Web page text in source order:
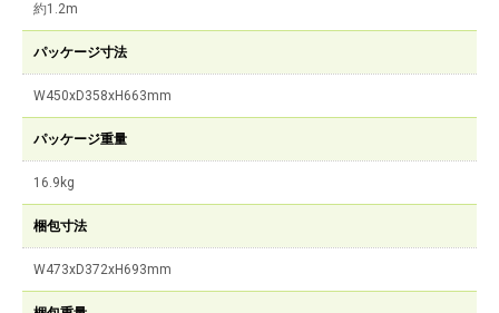
約1.2m
パッケージ寸法
W450xD358xH663mm
パッケージ重量
16.9kg
梱包寸法
W473xD372xH693mm